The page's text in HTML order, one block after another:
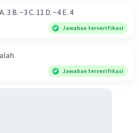
Nilai dari |−7+4|=… A. 3 B. −3 C. 11 D. −4 E. 4
Jawaban terverifikasi
Jawaban terverifikasi